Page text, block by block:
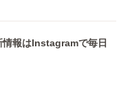
報はInstagramで毎日